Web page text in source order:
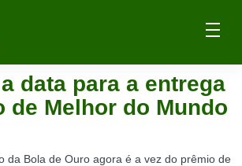
data para a entrega
de Melhor do Mundo
da Bola de Ouro agora é a vez do prêmio de